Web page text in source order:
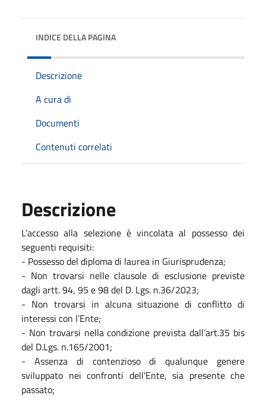
INDICE DELLA PAGINA
Descrizione
A cura di
Documenti
Contenuti correlati
Descrizione
L’accesso alla selezione è vincolata al possesso dei
seguenti requisiti:
- Possesso del diploma di laurea in Giurisprudenza;
- Non trovarsi nelle clausole di esclusione previste
dagli artt. 94, 95 e 98 del D. Lgs. n.36/2023;
- Non trovarsi in alcuna situazione di conflitto di
interessi con l’Ente;
- Non trovarsi nella condizione prevista dall’art.35 bis
del D.Lgs. n.165/2001;
- Assenza di contenzioso di qualunque genere
sviluppato nei confronti dell’Ente, sia presente che
passato;